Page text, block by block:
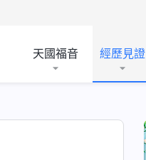
天國福音 經歷見證